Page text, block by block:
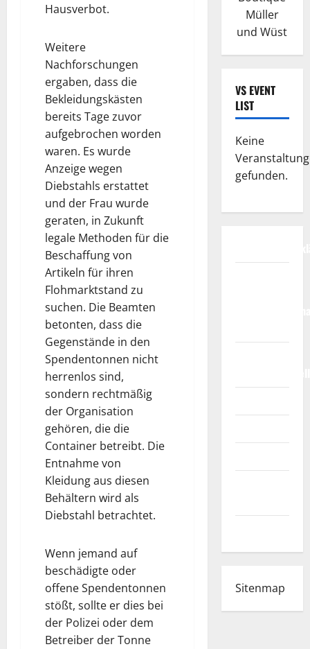
Hausverbot.
Weitere
Nachforschungen
ergaben, dass die
Bekleidungskästen
bereits Tage zuvor
aufgebrochen worden
waren. Es wurde
Anzeige wegen
Diebstahls erstattet
und der Frau wurde
geraten, in Zukunft
legale Methoden für die
Beschaffung von
Artikeln für ihren
Flohmarktstand zu
suchen. Die Beamten
betonten, dass die
Gegenstände in den
Spendentonnen nicht
herrenlos sind,
sondern rechtmäßig
der Organisation
gehören, die die
Container betreibt. Die
Entnahme von
Kleidung aus diesen
Behältern wird als
Diebstahl betrachtet.
Wenn jemand auf
beschädigte oder
offene Spendentonnen
stößt, sollte er dies bei
der Polizei oder dem
Betreiber der Tonne
Müller
und Wüst
VS EVENT
LIST
Keine
gefunden.
Sitenmap